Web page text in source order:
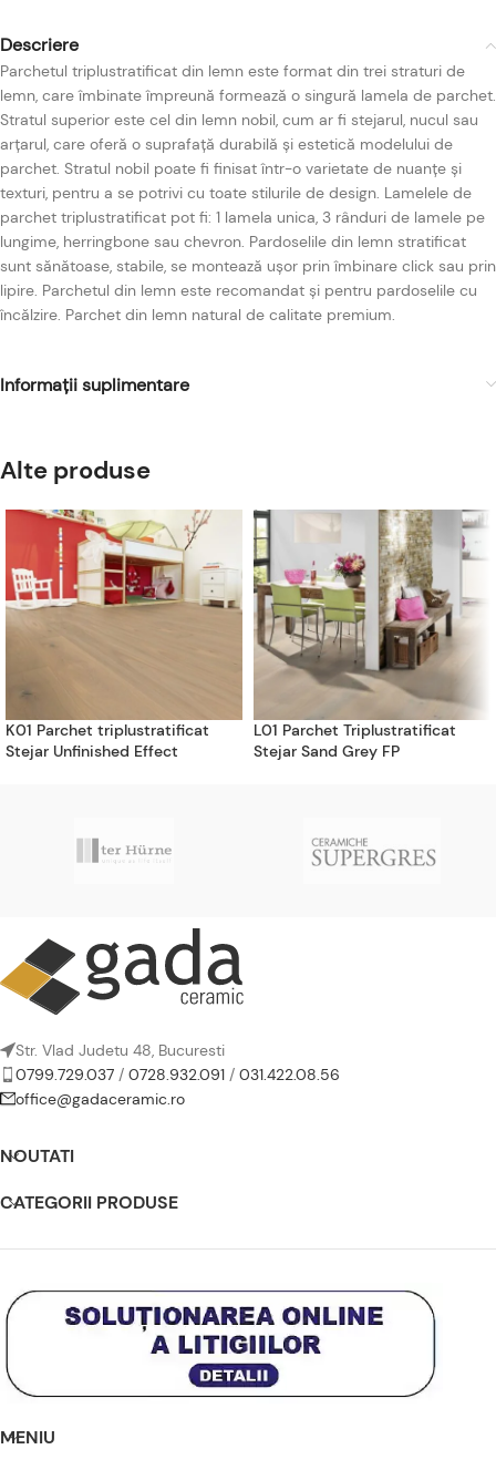
Descriere
Parchetul triplustratificat din lemn este format din trei straturi de
lemn, care îmbinate împreună formează o singură lamela de parchet.
Stratul superior este cel din lemn nobil, cum ar fi stejarul, nucul sau
arțarul, care oferă o suprafață durabilă și estetică modelului de
parchet. Stratul nobil poate fi finisat într-o varietate de nuanțe și
texturi, pentru a se potrivi cu toate stilurile de design. Lamelele de
parchet triplustratificat pot fi: 1 lamela unica, 3 rânduri de lamele pe
lungime, herringbone sau chevron. Pardoselile din lemn stratificat
sunt sănătoase, stabile, se montează ușor prin îmbinare click sau prin
lipire. Parchetul din lemn este recomandat și pentru pardoselile cu
încălzire. Parchet din lemn natural de calitate premium.
Informații suplimentare
Alte produse
K01 Parchet triplustratificat
Stejar Unfinished Effect
L01 Parchet Triplustratificat
Stejar Sand Grey FP
Str. Vlad Judetu 48, Bucuresti
0799.729.037 / 0728.932.091 / 031.422.08.56
office@gadaceramic.ro
NOUTATI
CATEGORII PRODUSE
MENIU